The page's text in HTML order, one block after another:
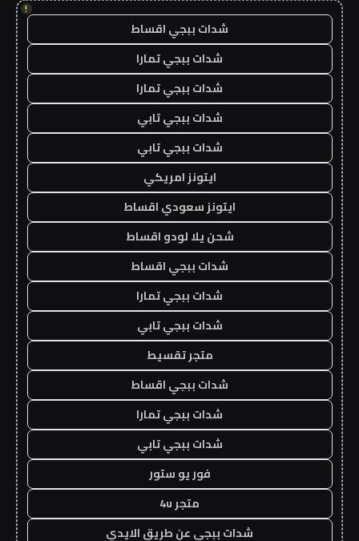
!
شدات ببجي اقساط
شدات ببجي تمارا
شدات ببجي تمارا
شدات ببجي تابي
شدات ببجي تابي
ايتونز امريكي
ايتونز سعودي اقساط
شحن يلا لودو اقساط
شدات ببجي اقساط
شدات ببجي تمارا
شدات ببجي تابي
متجر تقسيط
شدات ببجي اقساط
شدات ببجي تمارا
شدات ببجي تابي
فور يو ستور
متجر 4u
شدات ببجي عن طريق الايدي